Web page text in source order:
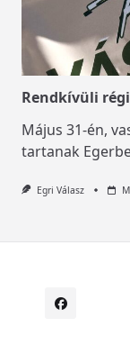
Rendkívüli
Május 31-én,
tartanak
Egri Válasz